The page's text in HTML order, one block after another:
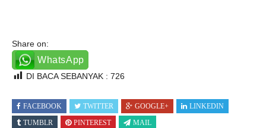
Share on:
WhatsApp
DI BACA SEBANYAK : 726
FACEBOOK TWITTER GOOGLE+
LINKEDIN
TUMBLR
PINTEREST MAIL